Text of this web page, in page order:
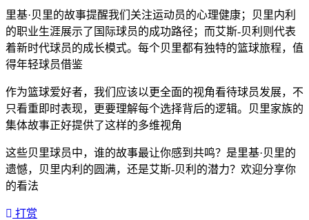
里基·贝里的故事提醒我们关注运动员的心理健康；贝里内利
的职业生涯展示了国际球员的成功路径；而艾斯-贝利则代表
着新时代球员的成长模式。每个贝里都有独特的篮球旅程，值
得年轻球员借鉴
作为篮球爱好者，我们应该以更全面的视角看待球员发展，不
只看重即时表现，更要理解每个选择背后的逻辑。贝里家族的
集体故事正好提供了这样的多维视角
这些贝里球员中，谁的故事最让你感到共鸣？是里基·贝里的
遗憾，贝里内利的圆满，还是艾斯-贝利的潜力？欢迎分享你
的看法
打赏